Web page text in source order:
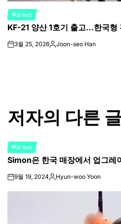
POSTED
IN
주요 뉴스
KF-21 양산 1호기 출고…한국형
on3월 25, 2026Posted
Joon-seo Han
저자의 다른 글
POSTED
IN
주요 뉴스
Simon은 한국 매장에서 업그레
on9월 19, 2024Posted
Hyun-woo Yoon